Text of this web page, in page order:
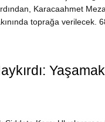
Karacaahmet
toprağa verilecek.